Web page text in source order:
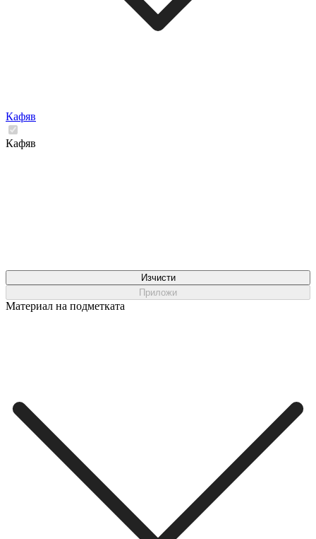
Кафяв
Кафяв
Изчисти
Приложи
Материал на подметката